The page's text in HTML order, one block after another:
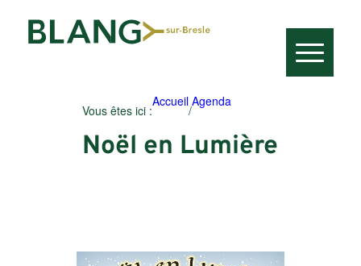
Vous êtes ici :
Accueil
/
Agenda
Noël en Lumière